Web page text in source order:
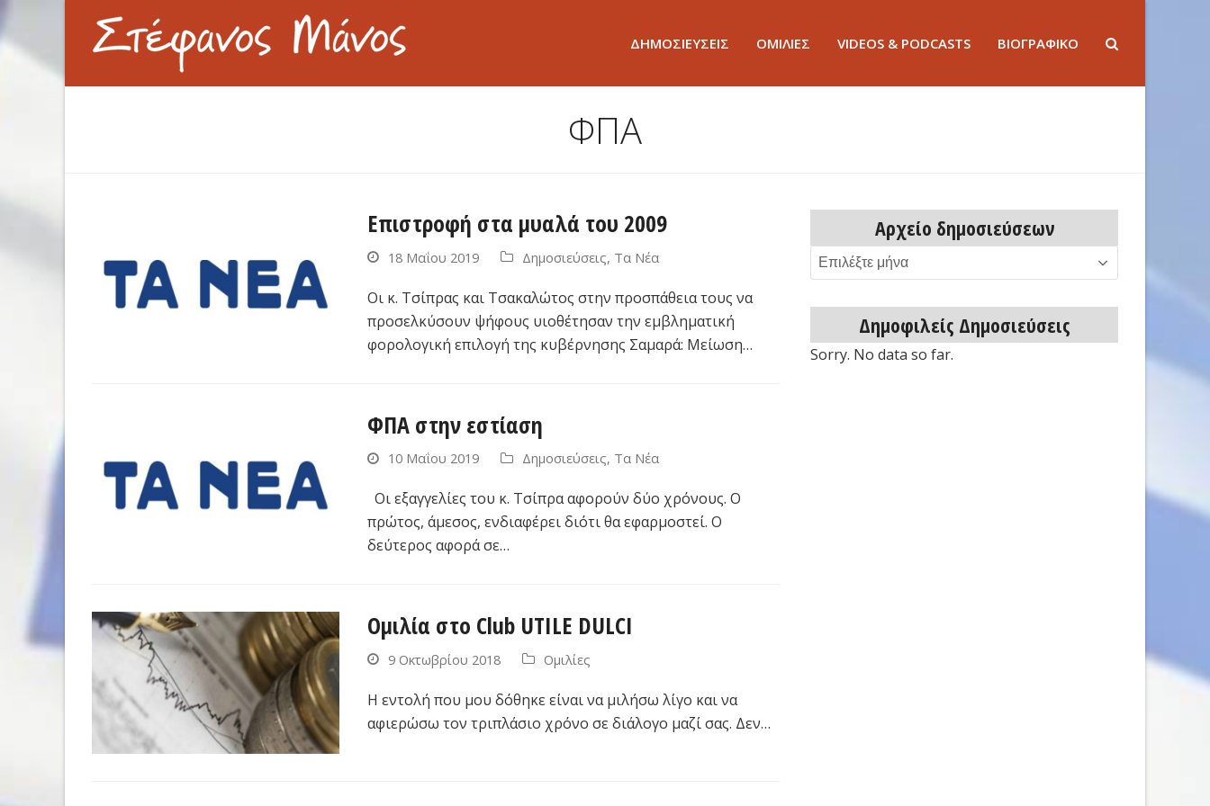
ΔΗΜΟΣΙΕΥΣΕΙΣ ΟΜΙΛΙΕΣ VIDEOS & PODCASTS ΒΙΟΓΡΑΦΙΚΟ
ΦΠΑ
Επιστροφή στα μυαλά του 2009
18 Μαΐου 2019 Δημοσιεύσεις, Τα Νέα
Οι κ. Τσίπρας και Τσακαλώτος στην προσπάθεια τους να
προσελκύσουν ψήφους υιοθέτησαν την εμβληματική
φορολογική επιλογή της κυβέρνησης Σαμαρά: Μείωση…
ΦΠΑ στην εστίαση
10 Μαΐου 2019 Δημοσιεύσεις, Τα Νέα
Οι εξαγγελίες του κ. Τσίπρα αφορούν δύο χρόνους. Ο
πρώτος, άμεσος, ενδιαφέρει διότι θα εφαρμοστεί. Ο
δεύτερος αφορά σε…
Ομιλία στο Club UTILE DULCI
9 Οκτωβρίου 2018 Ομιλίες
Η εντολή που μου δόθηκε είναι να μιλήσω λίγο και να
αφιερώσω τον τριπλάσιο χρόνο σε διάλογο μαζί σας. Δεν…
Αρχείο δημοσιεύσεων
Αρχείο
δημοσιεύσεων
Δημοφιλείς Δημοσιεύσεις
Sorry. No data so far.